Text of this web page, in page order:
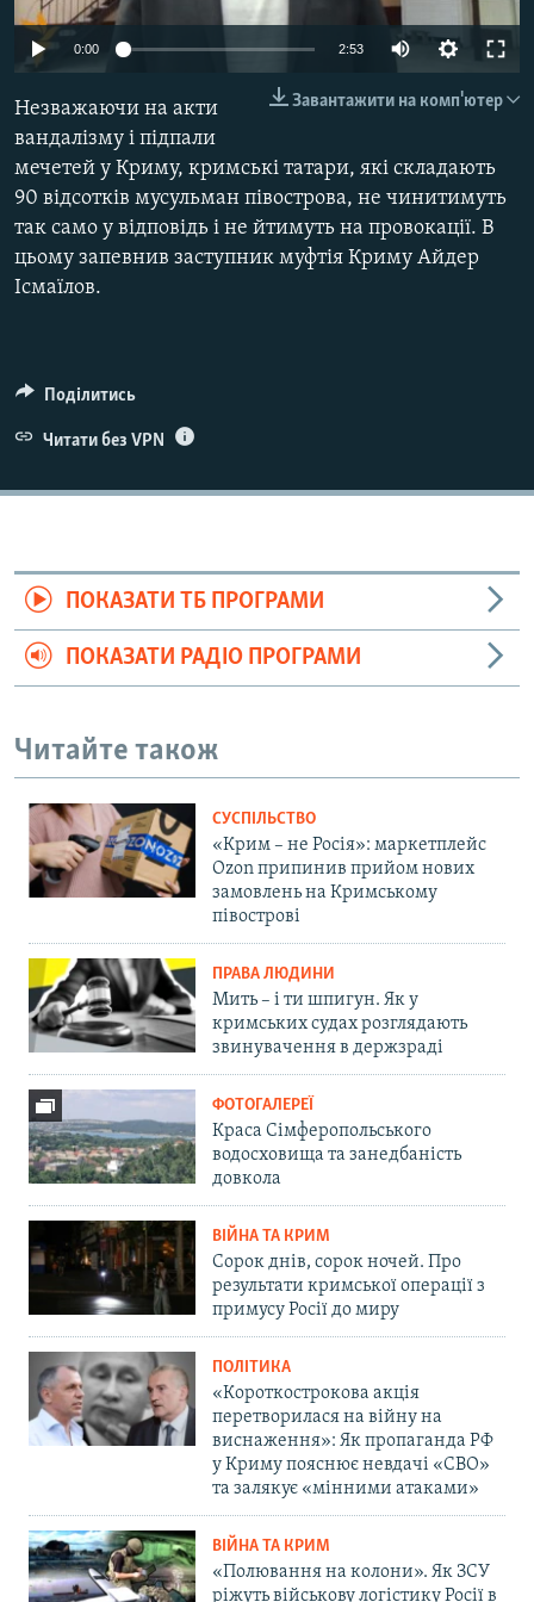
ВІДЕОУРОКИ «ELIFBE»
УКРАЇНСЬКА ПРОБЛЕМА КРИМУ
ІНФОГРАФІКА
Русский
ДОЛУЧАЙСЯ!
Усі сайти RFE/RL
0:00 2:53
Завантажити на комп'ютер
Незважаючи на акти
вандалізму і підпали
мечетей у Криму, кримські татари, які складають
90 відсотків мусульман півострова, не чинитимуть
так само у відповідь і не йтимуть на провокації. В
цьому запевнив заступник муфтія Криму Айдер
Ісмаїлов.
Поділитись
Читати без VPN
ПОКАЗАТИ ТБ ПРОГРАМИ
ПОКАЗАТИ РАДІО ПРОГРАМИ
Читайте також
СУСПІЛЬСТВО
«Крим – не Росія»: маркетплейс
Ozon припинив прийом нових
замовлень на Кримському
півострові
ПРАВА ЛЮДИНИ
Мить – і ти шпигун. Як у
кримських судах розглядають
звинувачення в держзраді
ФОТОГАЛЕРЕЇ
Краса Сімферопольського
водосховища та занедбаність
довкола
ВІЙНА ТА КРИМ
Сорок днів, сорок ночей. Про
результати кримської операції з
примусу Росії до миру
ПОЛІТИКА
«Короткострокова акція
перетворилася на війну на
виснаження»: Як пропаганда РФ
у Криму пояснює невдачі «СВО»
та залякує «мінними атаками»
ВІЙНА ТА КРИМ
«Полювання на колони». Як ЗСУ
ріжуть військову логістику Росії в